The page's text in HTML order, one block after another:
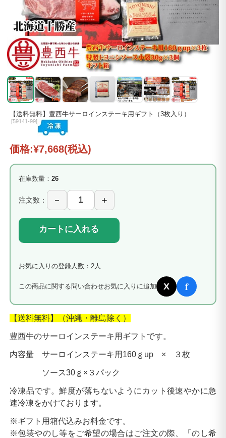
【送料無料】豊西牛サーロインステーキ用ギフト（3枚入り）
[59141-99]
価格:¥7,668(税込)
在庫数量： 26
注文数：
カートに入れる
お気に入りの登録人数：2人
この商品に関する問い合わせお気に入りに追加 X f
【送料無料】（沖縄・離島除く）
豊西牛のサーロインステーキ用ギフトです。
内容量 サーロインステーキ用160ｇup × ３枚
ソース30ｇ×３パック
冷凍品です。鮮度が落ちないようにカット後速やかに急
速冷凍をかけております。
※ギフト用箱代込みお料金です。
※包装やのし等をご希望の場合はご注文の際、「のし希